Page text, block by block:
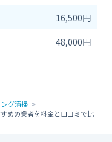
16,500円
48,000円
グ清掃
めの業者を料金と口コミで比